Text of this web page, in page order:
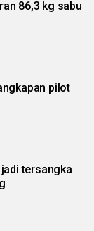
86,3 kg sabu
pilot
tersangka